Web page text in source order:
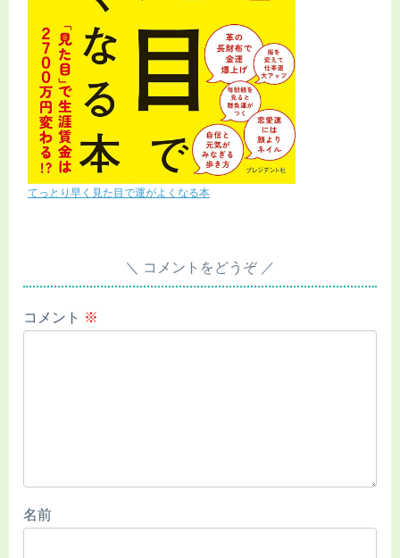
てっとり早く見た目で運がよくなる本
コメントをどうぞ
コメント ※
名前